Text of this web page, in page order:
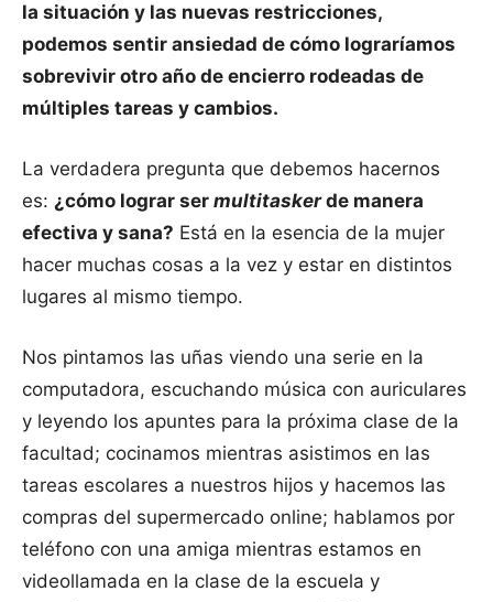
la situación y las nuevas restricciones,
podemos sentir ansiedad de cómo lograríamos
sobrevivir otro año de encierro rodeadas de
múltiples tareas y cambios.
La verdadera pregunta que debemos hacernos
es: ¿cómo lograr ser multitaskerde manera
efectiva y sana? Está en la esencia de la mujer
hacer muchas cosas a la vez y estar en distintos
lugares al mismo tiempo.
Nos pintamos las uñas viendo una serie en la
computadora, escuchando música con auriculares
y leyendo los apuntes para la próxima clase de la
facultad; cocinamos mientras asistimos en las
tareas escolares a nuestros hijos y hacemos las
compras del supermercado online; hablamos por
teléfono con una amiga mientras estamos en
videollamada en la clase de la escuela y